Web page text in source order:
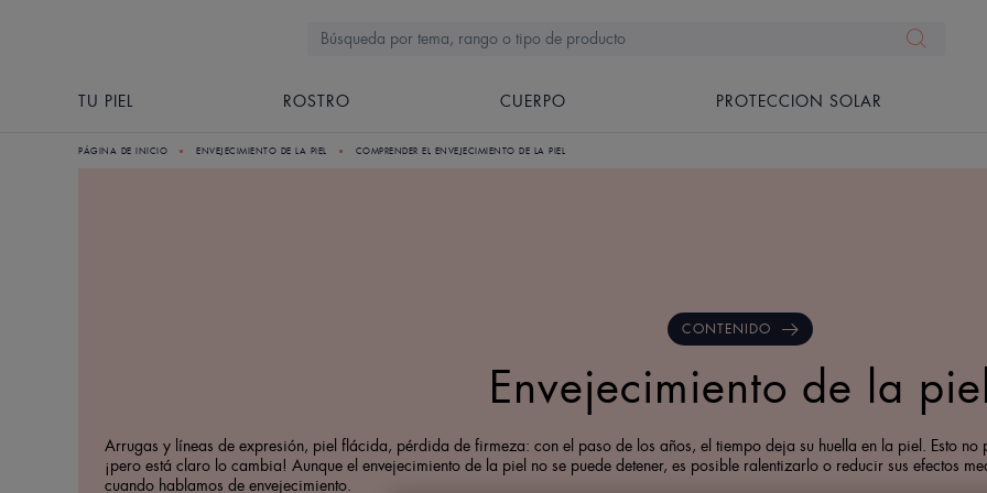
TU PIEL ROSTRO CUERPO PROTECCION SOLAR
PÁGINA DE INICIO ENVEJECIMIENTO DE LA PIEL COMPRENDER EL ENVEJECIMIENTO DE LA PIEL
CONTENIDO
Envejecimiento de la
Arrugas y líneas de expresión, piel flácida, pérdida de firmeza: con el paso de los años, el tiempo deja su huella en la piel. Esto
¡pero está claro lo cambia! Aunque el envejecimiento de la piel no se puede detener, es posible ralentizarlo o reducir sus efectos
cuando hablamos de envejecimiento.